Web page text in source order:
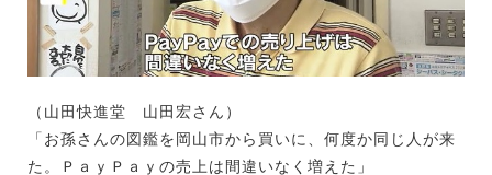
（山田快進堂 山田宏さん）
「お孫さんの図鑑を岡山市から買いに、何度か同じ人が来
た。ＰａｙＰａｙの売上は間違いなく増えた」